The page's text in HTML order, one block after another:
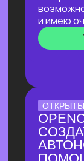
ЛЕКЦИЯ-
ПО
ДЛЯ
АВТОРОВ И
РАБОТАЕТ
СМИ
как
данные и
теме
как из
уровня